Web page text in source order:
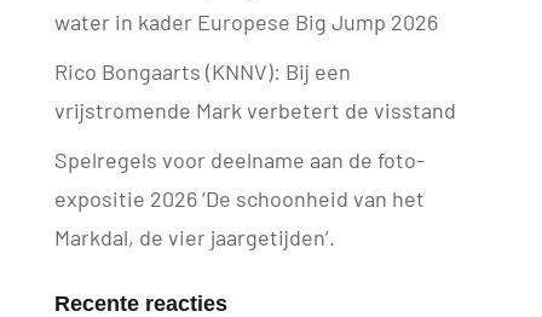
water in kader Europese Big Jump 2026
Rico Bongaarts (KNNV): Bij een
vrijstromende Mark verbetert de visstand
Spelregels voor deelname aan de foto-
expositie 2026 ‘De schoonheid van het
Markdal, de vier jaargetijden’.
Recente reacties